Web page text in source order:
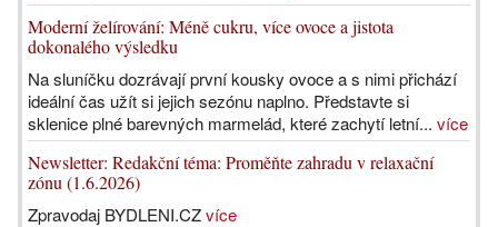
Moderní želírování: Méně cukru, více ovoce a jistota
dokonalého výsledku
Na sluníčku dozrávají první kousky ovoce a s nimi přichází
ideální čas užít si jejich sezónu naplno. Představte si
sklenice plné barevných marmelád, které zachytí letní... více
Newsletter: Redakční téma: Proměňte zahradu v relaxační
zónu (1.6.2026)
Zpravodaj BYDLENI.CZvíce